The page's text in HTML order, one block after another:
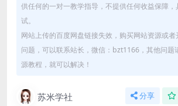
供任何的一对一教学指导，不提供任何收益保障
试。
网站上传的百度网盘链接失效，购买网站资源或
问题，可以联系站长，微信：bzt1166，其他问题
源教程，就可以解决！
苏米学社 分享